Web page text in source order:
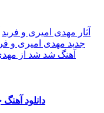
آثار مهدی امیری و فربد
جدید مهدی امیری و
آهنگ شد شد از
دانلود